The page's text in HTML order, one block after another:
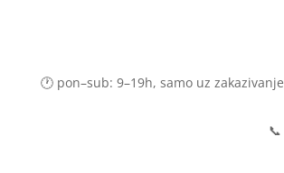
🕐 pon–sub: 9–19h, samo uz zakazivanje
📞